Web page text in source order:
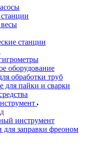
станции
оборудование
обработки труб
для пайки и сварки
инструмент
заправки фреоном